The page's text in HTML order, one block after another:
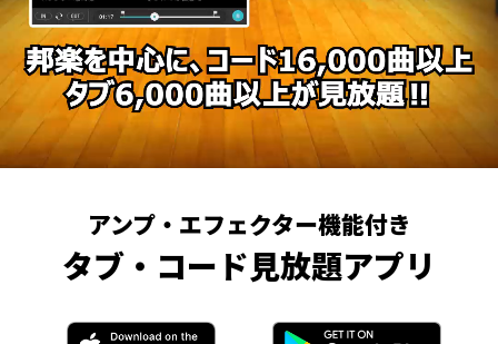
アンプ・エフェクター機能付き
タブ・コード見放題アプリ